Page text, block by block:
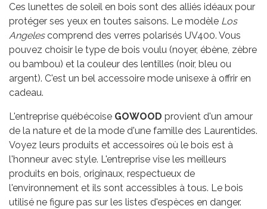
Ces lunettes de soleil en bois sont des alliés idéaux pour
protéger ses yeux en toutes saisons. Le modèle Los
Angelescomprend des verres polarisés UV400. Vous
pouvez choisir le type de bois voulu (noyer, ébène, zèbre
ou bambou) et la couleur des lentilles (noir, bleu ou
argent). C'est un bel accessoire mode unisexe à offrir en
cadeau.
L'entreprise québécoise GOWOOD provient d'un amour
de la nature et de la mode d'une famille des Laurentides.
Voyez leurs produits et accessoires où le bois est à
l'honneur avec style. L'entreprise vise les meilleurs
produits en bois, originaux, respectueux de
l'environnement et ils sont accessibles à tous. Le bois
utilisé ne figure pas sur les listes d'espèces en danger.